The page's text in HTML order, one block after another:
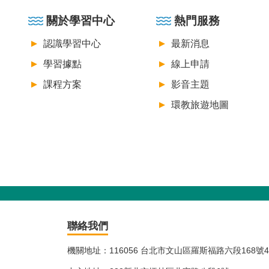
關於學習中心
認識學習中心
學習據點
課程方案
熱門服務
最新消息
線上申請
影音主題
環教旅遊地圖
聯絡我們
機關地址：116056 台北市文山區羅斯福路六段168號